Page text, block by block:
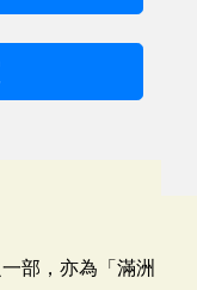
部，亦為「滿洲